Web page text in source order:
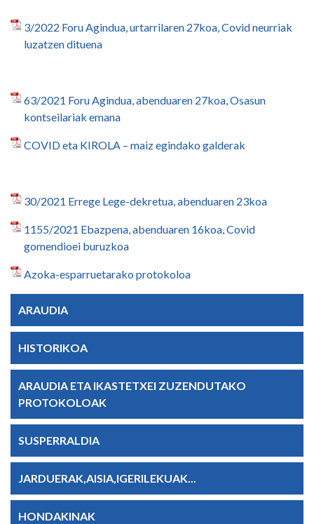
3/2022 Foru Agindua, urtarrilaren 27koa, Covid neurriak
luzatzen dituena
63/2021 Foru Agindua, abenduaren 27koa, Osasun
kontseilariak emana
COVID eta KIROLA – maiz egindako galderak
30/2021 Errege Lege-dekretua, abenduaren 23koa
1155/2021 Ebazpena, abenduaren 16koa, Covid
gomendioei buruzkoa
Azoka-esparruetarako protokoloa
ARAUDIA
HISTORIKOA
ARAUDIA ETA IKASTETXEI ZUZENDUTAKO
PROTOKOLOAK
SUSPERRALDIA
JARDUERAK,AISIA,IGERILEKUAK...
HONDAKINAK